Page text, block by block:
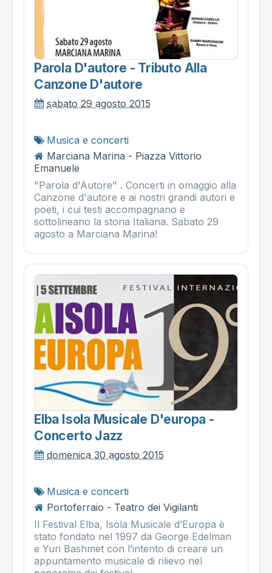
Parola D'autore - Tributo Alla
Canzone D'autore
sabato 29 agosto 2015
Musica e concerti
Marciana Marina - Piazza Vittorio
Emanuele
"Parola d'Autore" . Concerti in omaggio alla
Canzone d'autore e ai nostri grandi autori e
poeti, i cui testi accompagnano e
sottolineano la storia Italiana. Sabato 29
agosto a Marciana Marina!
Elba Isola Musicale D'europa -
Concerto Jazz
domenica 30 agosto 2015
Musica e concerti
Portoferraio - Teatro dei Vigilanti
Il Festival Elba, Isola Musicale d’Europa è
stato fondato nel 1997 da George Edelman
e Yuri Bashmet con l’intento di creare un
appuntamento musicale di rilievo nel